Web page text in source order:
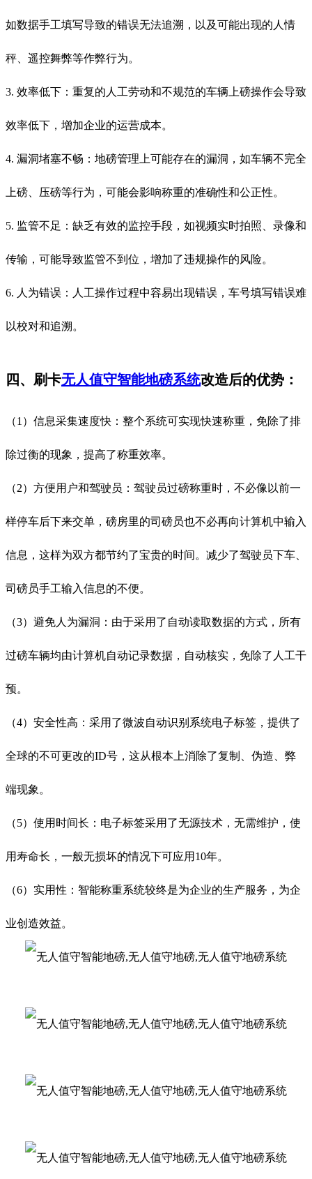
如数据手工填写导致的错误无法追溯，以及可能出现的人情
秤、遥控舞弊等作弊行为。
3. 效率低下：重复的人工劳动和不规范的车辆上磅操作会导致
效率低下，增加企业的运营成本。
4. 漏洞堵塞不畅：地磅管理上可能存在的漏洞，如车辆不完全
上磅、压磅等行为，可能会影响称重的准确性和公正性。
5. 监管不足：缺乏有效的监控手段，如视频实时拍照、录像和
传输，可能导致监管不到位，增加了违规操作的风险。
6. 人为错误：人工操作过程中容易出现错误，车号填写错误难
以校对和追溯。
四、刷卡无人值守智能地磅系统改造后的优势：
（1）信息采集速度快：整个系统可实现快速称重，免除了排
除过衡的现象，提高了称重效率。
（2）方便用户和驾驶员：驾驶员过磅称重时，不必像以前一
样停车后下来交单，磅房里的司磅员也不必再向计算机中输入
信息，这样为双方都节约了宝贵的时间。减少了驾驶员下车、
司磅员手工输入信息的不便。
（3）避免人为漏洞：由于采用了自动读取数据的方式，所有
过磅车辆均由计算机自动记录数据，自动核实，免除了人工干
预。
（4）安全性高：采用了微波自动识别系统电子标签，提供了
全球的不可更改的ID号，这从根本上消除了复制、伪造、弊
端现象。
（5）使用时间长：电子标签采用了无源技术，无需维护，使
用寿命长，一般无损坏的情况下可应用10年。
（6）实用性：智能称重系统较终是为企业的生产服务，为企
业创造效益。